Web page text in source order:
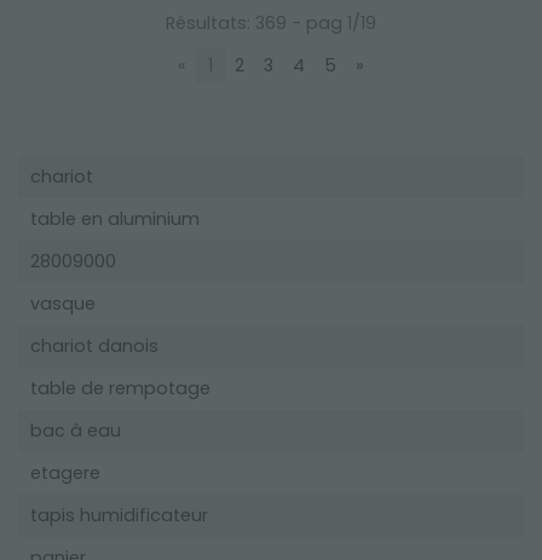
Résultats: 369 - pag 1/19
«
1 2 3 4 5 »
chariot
table en aluminium
28009000
vasque
chariot danois
table de rempotage
bac à eau
etagere
tapis humidificateur